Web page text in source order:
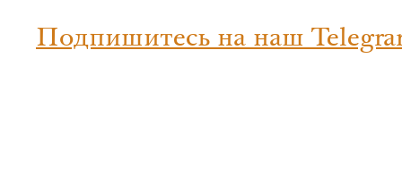
Подпишитесь на наш